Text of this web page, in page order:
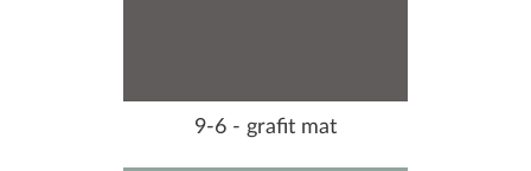
9-6 - grafit mat